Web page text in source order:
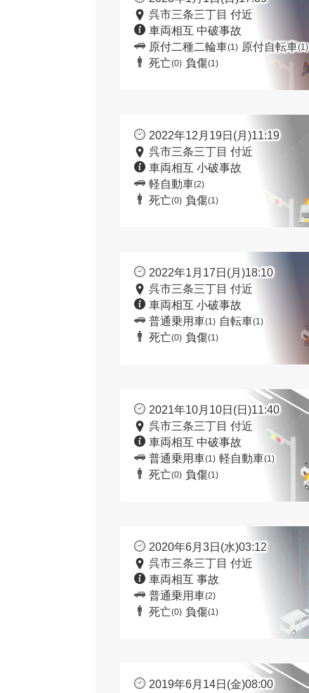
呉市三条三丁目 付近
車両相互 中破事故
原付二種二輪車(1) 原付自転車(1)
死亡(0) 負傷(1)
2022年12月19日(月)11:19
呉市三条三丁目 付近
車両相互 小破事故
軽自動車(2)
死亡(0) 負傷(1)
2022年1月17日(月)18:10
呉市三条三丁目 付近
車両相互 小破事故
普通乗用車(1) 自転車(1)
死亡(0) 負傷(1)
2021年10月10日(日)11:40
呉市三条三丁目 付近
車両相互 中破事故
普通乗用車(1) 軽自動車(1)
死亡(0) 負傷(1)
2020年6月3日(水)03:12
呉市三条三丁目 付近
車両相互 事故
普通乗用車(2)
死亡(0) 負傷(1)
2019年6月14日(金)08:00